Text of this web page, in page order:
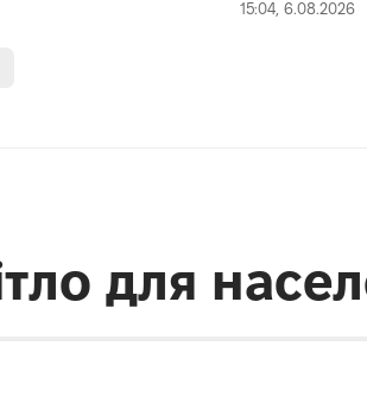
15:04, 6.08.2026
для